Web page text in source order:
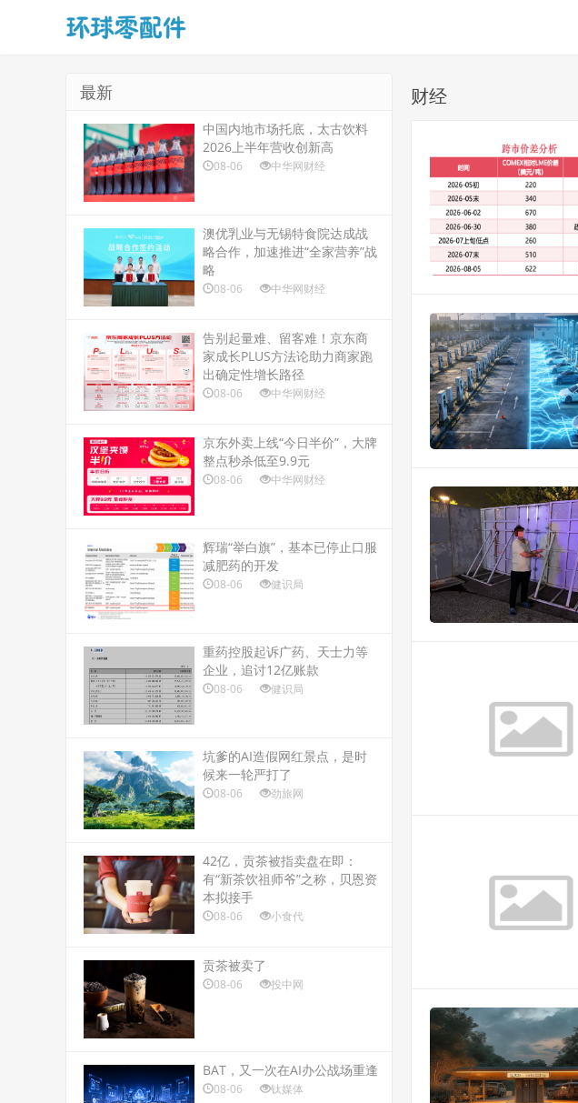
最新
中国内地市场托底，太古饮料
2026上半年营收创新高
08-06 中华网财经
澳优乳业与无锡特食院达成战
略合作，加速推进“全家营养”战
略
08-06 中华网财经
告别起量难、留客难！京东商
家成长PLUS方法论助力商家跑
出确定性增长路径
08-06 中华网财经
京东外卖上线“今日半价”，大牌
整点秒杀低至9.9元
08-06 中华网财经
辉瑞“举白旗”，基本已停止口服
减肥药的开发
08-06 健识局
重药控股起诉广药、天士力等
企业，追讨12亿账款
08-06 健识局
坑爹的AI造假网红景点，是时
候来一轮严打了
08-06 劲旅网
42亿，贡茶被指卖盘在即：
有“新茶饮祖师爷”之称，贝恩资
本拟接手
08-06 小食代
贡茶被卖了
08-06 投中网
BAT，又一次在AI办公战场重逢
08-06 钛媒体
财经